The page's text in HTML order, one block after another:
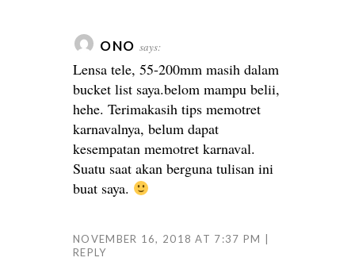
ONO says:
Lensa tele, 55-200mm masih dalam
bucket list saya.belom mampu belii,
hehe. Terimakasih tips memotret
karnavalnya, belum dapat
kesempatan memotret karnaval.
Suatu saat akan berguna tulisan ini
buat saya.
NOVEMBER 16, 2018 AT 7:37 PM
REPLY